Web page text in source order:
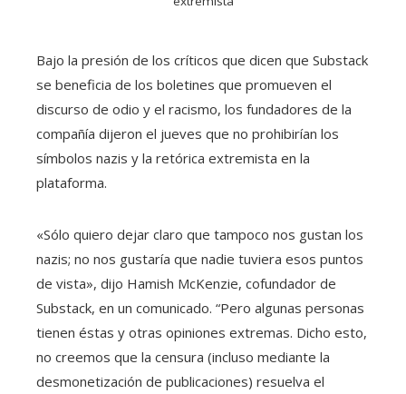
Bajo la presión de los críticos que dicen que Substack
se beneficia de los boletines que promueven el
discurso de odio y el racismo, los fundadores de la
compañía dijeron el jueves que no prohibirían los
símbolos nazis y la retórica extremista en la
plataforma.
«Sólo quiero dejar claro que tampoco nos gustan los
nazis; no nos gustaría que nadie tuviera esos puntos
de vista», dijo Hamish McKenzie, cofundador de
Substack, en un comunicado. “Pero algunas personas
tienen éstas y otras opiniones extremas. Dicho esto,
no creemos que la censura (incluso mediante la
desmonetización de publicaciones) resuelva el